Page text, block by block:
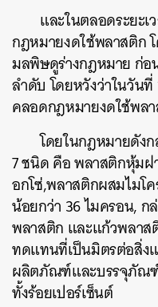
และในตลอดระยะเ
กฎหมายงดใช้พลาสติก
มลพิษดูร่างกฎหมายก่อ
ลำดับ โดยหวังว่าในวันที่
คลอดกฎหมายงดใช้พล
โดยในกฎหมายดัง
7ชนิดคือพลาสติกหุ้ม
อกโซ่,พลาสติกผสมไมโ
น้อยกว่า 36ไมครอน,ก
พลาสติก และแก้วพลาส
ทดแทนที่เป็นมิตรต่อสิ่ง
ผลิตภัณฑ์และบรรจุภัณฑ์
ทั้งร้อยเปอร์เซ็นต์